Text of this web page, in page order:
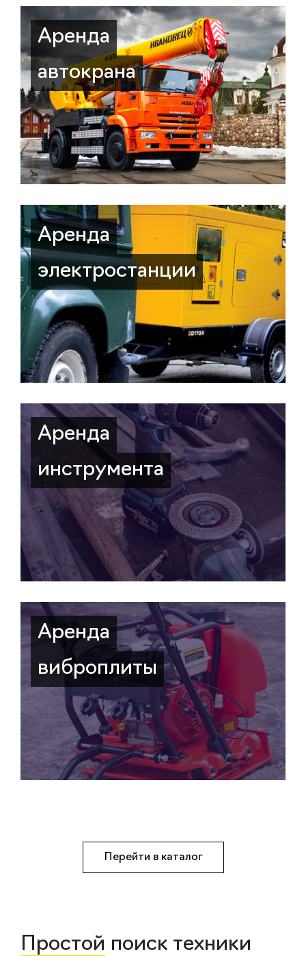
Аренда
автокрана
Аренда
электростанции
Аренда
инструмента
Аренда
виброплиты
Перейти в каталог
Простой поиск техники